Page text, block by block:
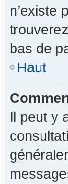
n’existe
bas de
Haut
Il peut y